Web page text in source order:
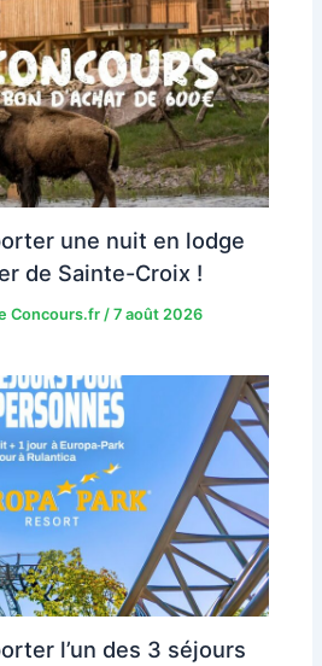
une nuit en lodge
de Sainte-Croix !
Concours.fr/7 août 2026
l’un des 3 séjours